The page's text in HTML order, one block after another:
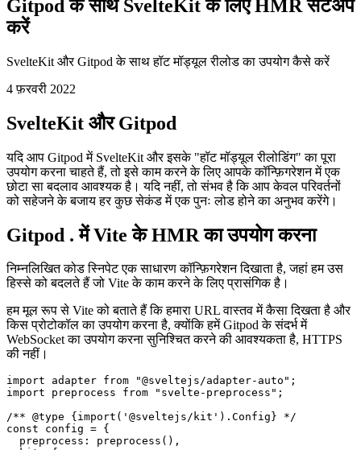
Gitpod के साथ SvelteKit के लिए HMR सेटअप
करें
4 फ़रवरी 2022
SvelteKit और Gitpod
यदि आप Gitpod में SvelteKit और इसके "हॉट मॉड्यूल रीलोडिंग" का पूरा
छोटा सा बदलाव आवश्यक है। यदि नहीं, तो संभव है कि आप केवल परिवर्तनों
को सहेजने के बजाय हर कुछ सेकंड में एक पुनः लोड होने का अनुभव करेंगे।
Gitpod . में Vite के HMR का उपयोग करना
निम्नलिखित कोड स्निपेट एक साधारण कॉन्फ़िगरेशन दिखाता है, जहां हम उस
हिस्से को बदलते हैं जो Vite के काम करने के लिए प्रासंगिक है।
हम मूल रूप से Vite को बताते हैं कि हमारा URL वास्तव में कैसा दिखता है और
WebSocket का उपयोग करना सुनिश्चित करने की आवश्यकता है, HTTPS
की नहीं।
import adapter from "@sveltejs/adapter-auto";
import preprocess from "svelte-preprocess";